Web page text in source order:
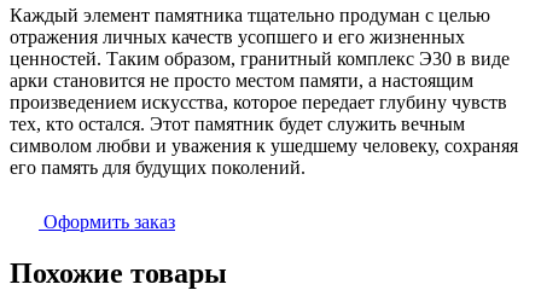
Каждый элемент памятника тщательно продуман с целью
отражения личных качеств усопшего и его жизненных
ценностей. Таким образом, гранитный комплекс Э30 в виде
арки становится не просто местом памяти, а настоящим
произведением искусства, которое передает глубину чувств
тех, кто остался. Этот памятник будет служить вечным
символом любви и уважения к ушедшему человеку, сохраняя
его память для будущих поколений.
Оформить заказ
Похожие товары